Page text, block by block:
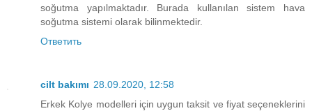
soğutma yapılmaktadır. Burada kullanılan sistem hava
soğutma sistemi olarak bilinmektedir.
Ответить
cilt bakımı 28.09.2020, 12:58
Erkek Kolye modelleri için uygun taksit ve fiyat seçeneklerini